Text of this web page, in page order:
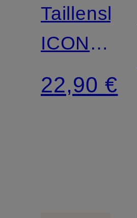
Taillenslip
ICON
LACE
22,90 €